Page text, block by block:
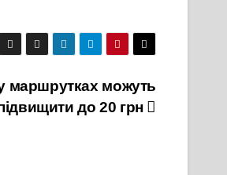
у маршрутках можуть
до 20 грн